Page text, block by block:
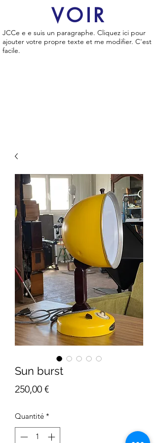
VOIR
JCCe e e suis un paragraphe. Cliquez ici pour
ajouter votre propre texte et me modifier. C'est
facile.
Sun burst
250,00 €Prix
Quantité *